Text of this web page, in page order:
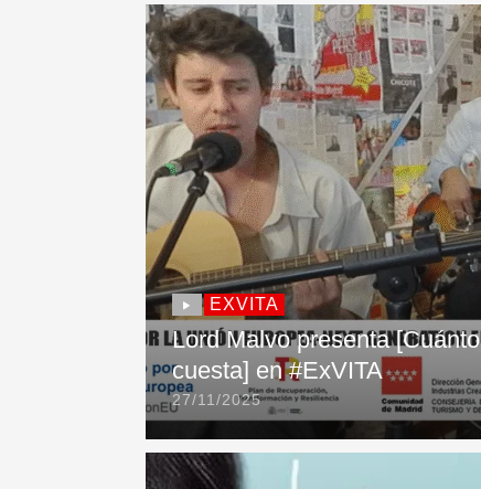
EXVITA
Lord Malvo presenta [Cuánto
cuesta] en #ExVITA
27/11/2025